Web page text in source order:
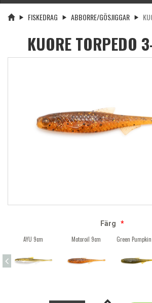
FISKEDRAG ABBORRE/GÖSJIGGAR
KUORE TORPEDO
Färg
*
AYU 9cm
Motoroil 9cm Green